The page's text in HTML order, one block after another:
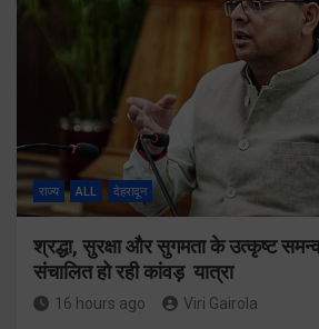
राज्य ALL देहरादून
श्रद्धा, सुरक्षा और सुगमता के उत्कृष्ट
संचालित हो रही कांवड़ यात्रा
16 hours ago Viri Gairola